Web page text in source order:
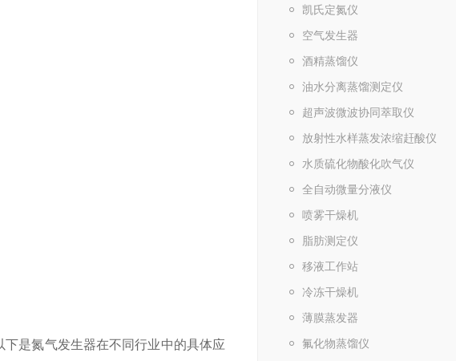
凯氏定氮仪
空气发生器
酒精蒸馏仪
油水分离蒸馏测定仪
超声波微波协同萃取仪
放射性水样蒸发浓缩赶酸仪
水质硫化物酸化吹气仪
全自动微量分液仪
喷雾干燥机
脂肪测定仪
移液工作站
冷冻干燥机
薄膜蒸发器
氟化物蒸馏仪
是氮气发生器在不同行业中的具体应